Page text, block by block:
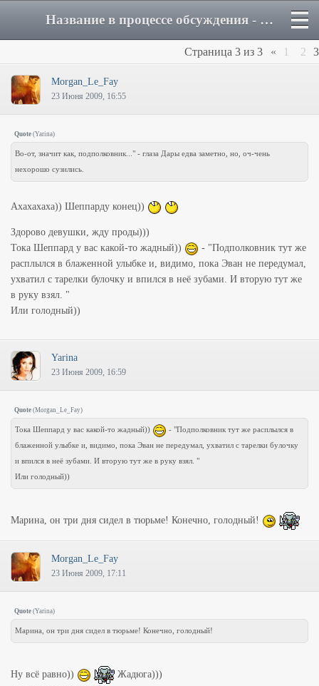
Название в процессе обсуждения - Страница 3 - Форум
Страница 3 из 3 « 1 2 3
Morgan_Le_Fay
23 Июня 2009, 16:55
Quote (Yarina)
Во-от, значит как, подполковник..." - глаза Дары едва заметно, но, оч-чень
нехорошо сузились.
Ахахахаха)) Шеппарду конец))
Здорово девушки, жду проды)))
Тока Шеппард у вас какой-то жадный))
- "Подполковник тут же
расплылся в блаженной улыбке и, видимо, пока Эван не передумал,
ухватил с тарелки булочку и впился в неё зубами. И вторую тут же
в руку взял. "
Или голодный))
Yarina
23 Июня 2009, 16:59
Quote (Morgan_Le_Fay)
Тока Шеппард у вас какой-то жадный))
- "Подполковник тут же расплылся в
блаженной улыбке и, видимо, пока Эван не передумал, ухватил с тарелки булочку
и впился в неё зубами. И вторую тут же в руку взял. "
Или голодный))
Марина, он три дня сидел в тюрьме! Конечно, голодный!
Morgan_Le_Fay
23 Июня 2009, 17:11
Quote (Yarina)
Марина, он три дня сидел в тюрьме! Конечно, голодный!
Ну всё равно))
Жадюга)))